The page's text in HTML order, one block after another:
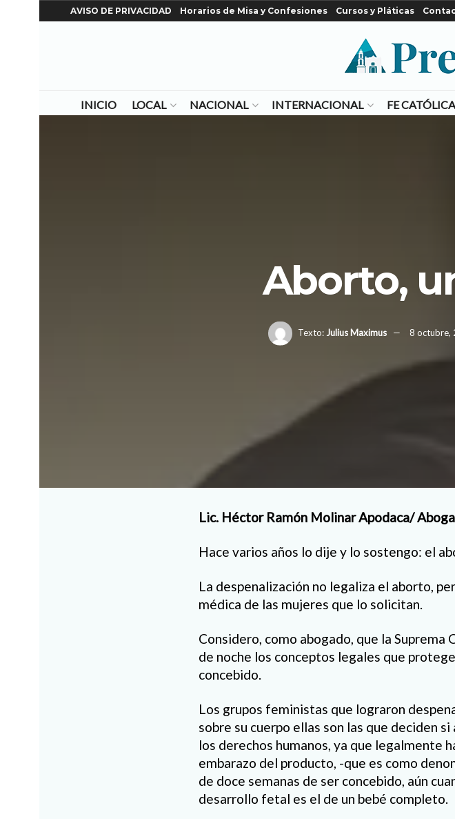
AVISO DE PRIVACIDAD Horarios de Misa y Confesiones Cursos y Pláticas
INICIO LOCAL NACIONAL INTERNACIONAL FE CATÓLICA
Aborto,
Texto: Julius Maximus 8 octubre,
Lic. Héctor Ramón Molinar Apodaca/
Hace varios años lo dije y lo sostengo: el
La despenalización no legaliza el aborto,
médica de las mujeres que lo solicitan.
Considero, como abogado, que la
de noche los conceptos legales que
concebido.
Los grupos feministas que lograron
sobre su cuerpo ellas son las que deciden
los derechos humanos, ya que legalmente
embarazo del producto, -que es como
de doce semanas de ser concebido, aún
desarrollo fetal es el de un bebé completo.